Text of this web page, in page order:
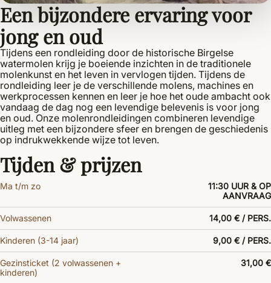
Een bijzondere ervaring voor
jong en oud
Tijdens een rondleiding door de historische Birgelse
watermolen krijg je boeiende inzichten in de traditionele
molenkunst en het leven in vervlogen tijden. Tijdens de
rondleiding leer je de verschillende molens, machines en
werkprocessen kennen en leer je hoe het oude ambacht ook
vandaag de dag nog een levendige belevenis is voor jong
en oud. Onze molenrondleidingen combineren levendige
uitleg met een bijzondere sfeer en brengen de geschiedenis
op indrukwekkende wijze tot leven.
Tijden & prijzen
Ma t/m zo
11:30 UUR & OP
AANVRAAG
Volwassenen 14,00 € / PERS.
Kinderen (3-14 jaar) 9,00 € / PERS.
Gezinsticket (2 volwassenen +
kinderen)
31,00 €